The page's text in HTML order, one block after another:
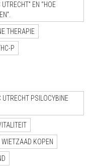
EN “HOE
THERAPIE
P
PSILOCYBINE
WIETZAAD KOPEN